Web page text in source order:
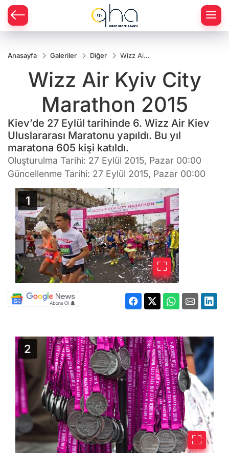
Anasayfa Galeriler Diğer
Wizz Air
Marathon
2015
Wizz Air Kyiv City
Marathon 2015
Kiev’de 27 Eylül tarihinde 6. Wizz Air Kiev
Uluslararası Maratonu yapıldı. Bu yıl
maratona 605 kişi katıldı.
Oluşturulma Tarihi: 27 Eylül 2015, Pazar 00:00
Güncellenme Tarihi: 27 Eylül 2015, Pazar 00:00